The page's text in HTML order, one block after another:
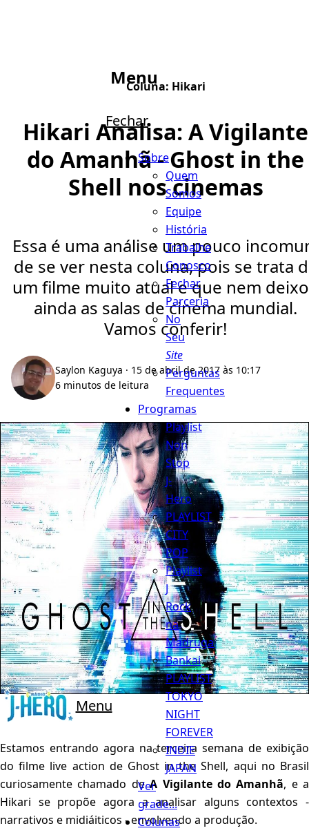
Menu
Menu
Fechar
Sobre
Quem
Somos
Equipe
História
Trabalhe
Conosco
Fechar
Parceria
No
Seu
Site
Perguntas
Frequentes
Programas
Playlist
Non
Stop
J-
Hero
PLAYLIST
CITY
POP
Playlist
J
Rock
na
Madruga
Bankai
PLAYLIST
TOKYO
NIGHT
FOREVER
INDIE
JAPAN
Ver
grade...
Colunas
Coluna: Hikari
Hikari Analisa: A Vigilante
do Amanhã - Ghost in the
Shell nos cinemas
Essa é uma análise um pouco
de se ver nesta coluna, pois se trata
um filme muito atual e que nem
ainda as salas de cinema mundial.
Vamos conferir!
Saylon Kaguya · 15 de abril de 2017 às 10:17
6 minutos de leitura
Estamos entrando agora na terceira semana de exibição
do filme live action de Ghost in the Shell, aqui no Brasil
curiosamente chamado deA Vigilante do Amanhã, e a
Hikari se propõe agora a analisar alguns contextos -
narrativos e midiáiticos - envolvendo a produção.